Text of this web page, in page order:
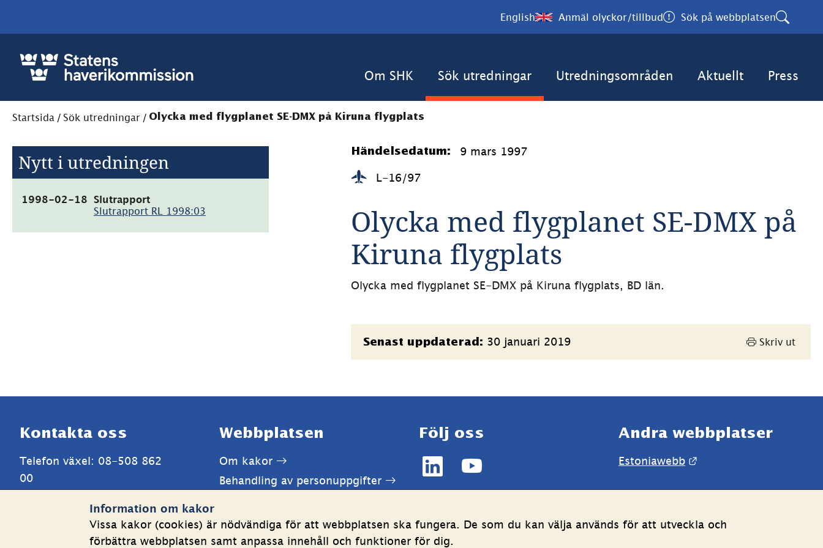
Information om kakor
Vissa kakor (cookies) är nödvändiga för att webbplatsen ska fungera. De som du kan välja används för att utveckla och
förbättra webbplatsen samt anpassa innehåll och funktioner för dig.
English Anmäl olyckor/tillbud Sök på webbplatsen
Om SHK Sök utredningar Utredningsområden Aktuellt Press
Startsida / Sök utredningar / Olycka med flygplanet SE-DMX på Kiruna flygplats
Nytt i utredningen
1998-02-18
Slutrapport
Slutrapport RL 1998:03
(pdf,
Händelsedatum: 9 mars 1997
L-16/97
Olycka med flygplanet SE-DMX på
Kiruna flygplats
Olycka med flygplanet SE-DMX på Kiruna flygplats, BD län.
Sidinformation
Senast uppdaterad: 30 januari 2019 Skriv ut
Kontakta oss
Telefon växel: 08-508 862
00
Mer kontaktuppgifter
Webbplatsen
Om kakor
Behandling av personuppgifter
Följ oss
LinkedIn
(länk
annan
webbplats,
YouTube
(länk
annan
Andra webbplatser
Estoniawebb